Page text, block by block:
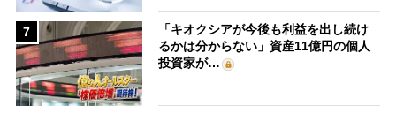
7
「キオクシアが今後も利益を出し続け
るかは分からない」資産11億円の個人
投資家が…